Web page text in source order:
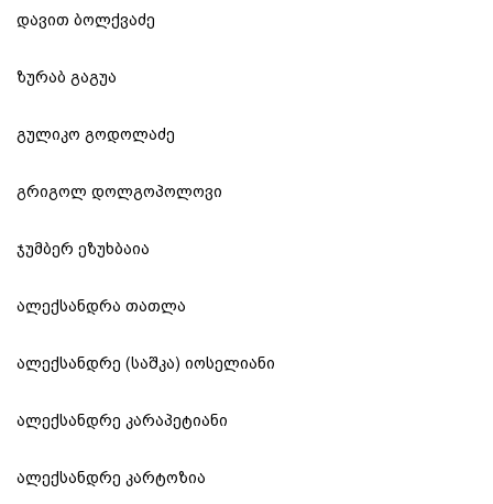
დავით ბოლქვაძე
ზურაბ გაგუა
გულიკო გოდოლაძე
გრიგოლ დოლგოპოლოვი
ჯუმბერ ეზუხბაია
ალექსანდრა თათლა
ალექსანდრე (საშკა) იოსელიანი
ალექსანდრე კარაპეტიანი
ალექსანდრე კარტოზია